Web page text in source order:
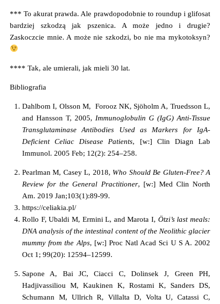
*** To akurat prawda. Ale prawdopodobnie to roundup i glifosat
bardziej szkodzą jak pszenica. A może jedno i drugie?
Zaskoczcie mnie. A może nie szkodzi, bo nie ma mykotoksyn?
**** Tak, ale umierali, jak mieli 30 lat.
Bibliografia
Dahlbom I, Olsson M, Forooz NK, Sjöholm A, Truedsson L,
and Hansson T, 2005, Immunoglobulin G (IgG) Anti-Tissue
Transglutaminase Antibodies Used as Markers for IgA-
Deficient Celiac Disease Patients, [w:] Clin Diagn Lab
Immunol. 2005 Feb; 12(2): 254–258.
Pearlman M, Casey L, 2018, Who Should Be Gluten-Free? A
Review for the General Practitioner, [w:] Med Clin North
Am. 2019 Jan;103(1):89-99.
https://celiakia.pl/
Rollo F, Ubaldi M, Ermini L, and Marota I, Ötzi’s last meals:
DNA analysis of the intestinal content of the Neolithic glacier
mummy from the Alps, [w:] Proc Natl Acad Sci U S A. 2002
Oct 1; 99(20): 12594–12599.
Sapone A, Bai JC, Ciacci C, Dolinsek J, Green PH,
Hadjivassiliou M, Kaukinen K, Rostami K, Sanders DS,
Schumann M, Ullrich R, Villalta D, Volta U, Catassi C,